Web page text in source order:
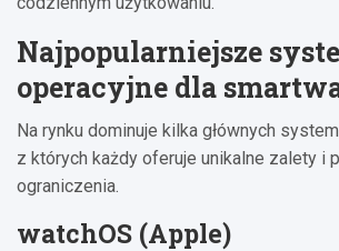
Najpopularniejsze
operacyjne dla
Na rynku dominuje kilka głównych
z których każdy oferuje unikalne zalety i
ograniczenia.
watchOS (Apple)